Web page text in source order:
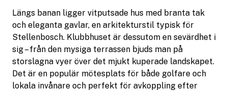
Längs banan ligger vitputsade hus med branta tak
och eleganta gavlar, en arkitekturstil typisk för
Stellenbosch. Klubbhuset är dessutom en sevärdhet i
sig – från den mysiga terrassen bjuds man på
storslagna vyer över det mjukt kuperade landskapet.
Det är en populär mötesplats för både golfare och
lokala invånare och perfekt för avkoppling efter